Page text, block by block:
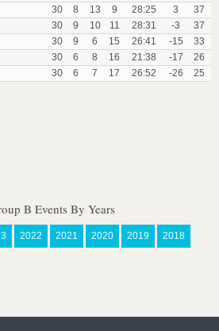
30 8 13 9 28:25 3
37
30 9 10 11 28:31 -3
37
30 9 6 15 26:41 -15
33
30 6 8 16 21:38 -17
26
30 6 7 17 26:52 -26 25
B Events By Years
2022 2021 2020 2019 2018